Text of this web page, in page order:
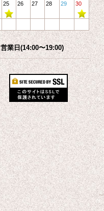
25 26 27 28 29 30
営業日(14:00〜19:00)